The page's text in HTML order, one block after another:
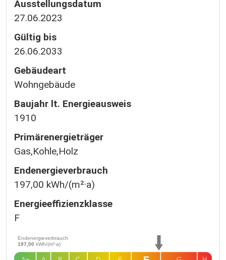
Ausstellungsdatum
27.06.2023
Gültig bis
26.06.2033
Gebäudeart
Wohngebäude
Baujahr lt. Energieausweis
1910
Primärenergieträger
Gas,Kohle,Holz
Endenergie­verbrauch
197,00 kWh/(m²·a)
Energie­effizienz­klasse
F
Endenergieverbrauch
197,00 kWh/(m²·a)